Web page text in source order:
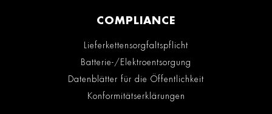
COMPLIANCE
Lieferkettensorgfaltspflicht
Batterie-/Elektroentsorgung
Datenblätter für die Öffentlichkeit
Konformitätserklärungen